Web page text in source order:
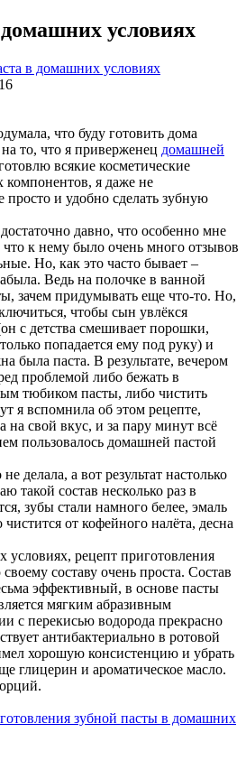
условиях
что буду готовить дома
то, что я приверженец домашней
всякие косметические
компонентов, я даже не
просто и удобно сделать зубную
давно, что особенно мне
что к нему было очень много отзывов
Но, как это часто бывает –
Ведь на полочке в ванной
зачем придумывать еще что-то. Но,
чтобы сын увлёкся
с детства смешивает порошки,
попадается ему под руку) и
была паста. В результате, вечером
проблемой либо бежать в
тюбиком пасты, либо чистить
я вспомнила об этом рецепте,
на свой вкус, и за пару минут всё
пользовалось домашней пастой
делала, а вот результат настолько
такой состав несколько раз в
зубы стали намного белее, эмаль
от кофейного налёта, десна
условиях, рецепт приготовления
составу очень проста. Состав
эффективный, в основе пасты
мягким абразивным
с перекисью водорода прекрасно
антибактериально в ротовой
хорошую консистенцию и убрать
глицерин и ароматическое масло.